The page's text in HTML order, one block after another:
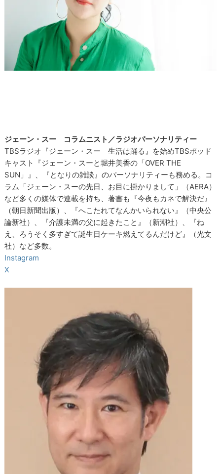
ジェーン・スー コラムニスト／ラジオパーソナリティー
TBSラジオ『ジェーン・スー 生活は踊る』を始めTBSポッド
キャスト『ジェーン・スーと堀井美香の「OVER THE
SUN」』、『となりの雑談』のパーソナリティーも務める。コ
ラム「ジェーン・スーの先日、お目に掛かりまして」（AERA）
など多くの媒体で連載を持ち、著書も『今夜もカネで解決だ』
（朝日新聞出版）、『へこたれてなんかいられない』（中央公
論新社）、『介護未満の父に起きたこと』（新潮社）、『ね
え、ろうそく多すぎて誕生日ケーキ燃えてるんだけど』（光文
社）など多数。
Instagram
X